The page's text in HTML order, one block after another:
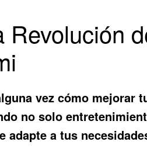
Revolución
vez cómo mejorar
no solo
adapte a tus